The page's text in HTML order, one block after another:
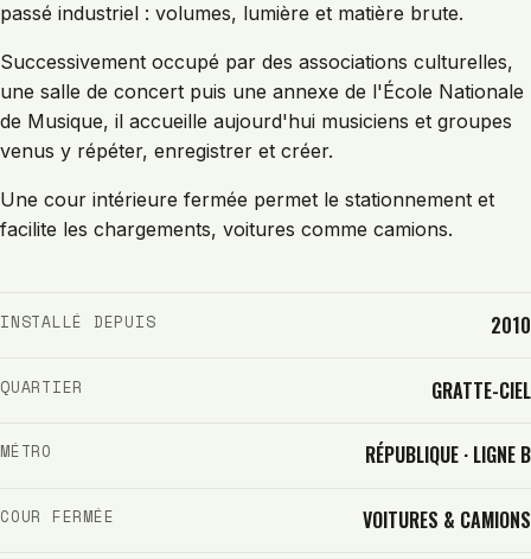
passé industriel : volumes, lumière et matière brute.
Successivement occupé par des associations culturelles,
une salle de concert puis une annexe de l'École Nationale
de Musique, il accueille aujourd'hui musiciens et groupes
venus y répéter, enregistrer et créer.
Une cour intérieure fermée permet le stationnement et
facilite les chargements, voitures comme camions.
INSTALLÉ DEPUIS 2010
QUARTIER GRATTE-CIEL
MÉTRO RÉPUBLIQUE · LIGNE B
COUR FERMÉE VOITURES & CAMIONS